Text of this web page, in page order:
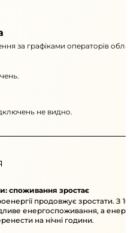
за графіками операторів
не видно.
споживання зростає
продовжує зростати. З
енергоспоживання, а
на нічні години.